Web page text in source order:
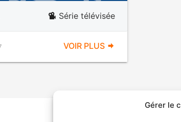
Gérer le
Série télévisée
VOIR PLUS